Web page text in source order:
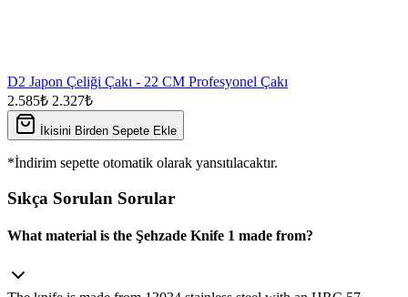
D2 Japon Çeliği Çakı - 22 CM Profesyonel Çakı
2.585₺ 2.327₺
İkisini Birden Sepete Ekle
*İndirim sepette otomatik olarak yansıtılacaktır.
Sıkça Sorulan Sorular
What material is the Şehzade Knife 1 made from?